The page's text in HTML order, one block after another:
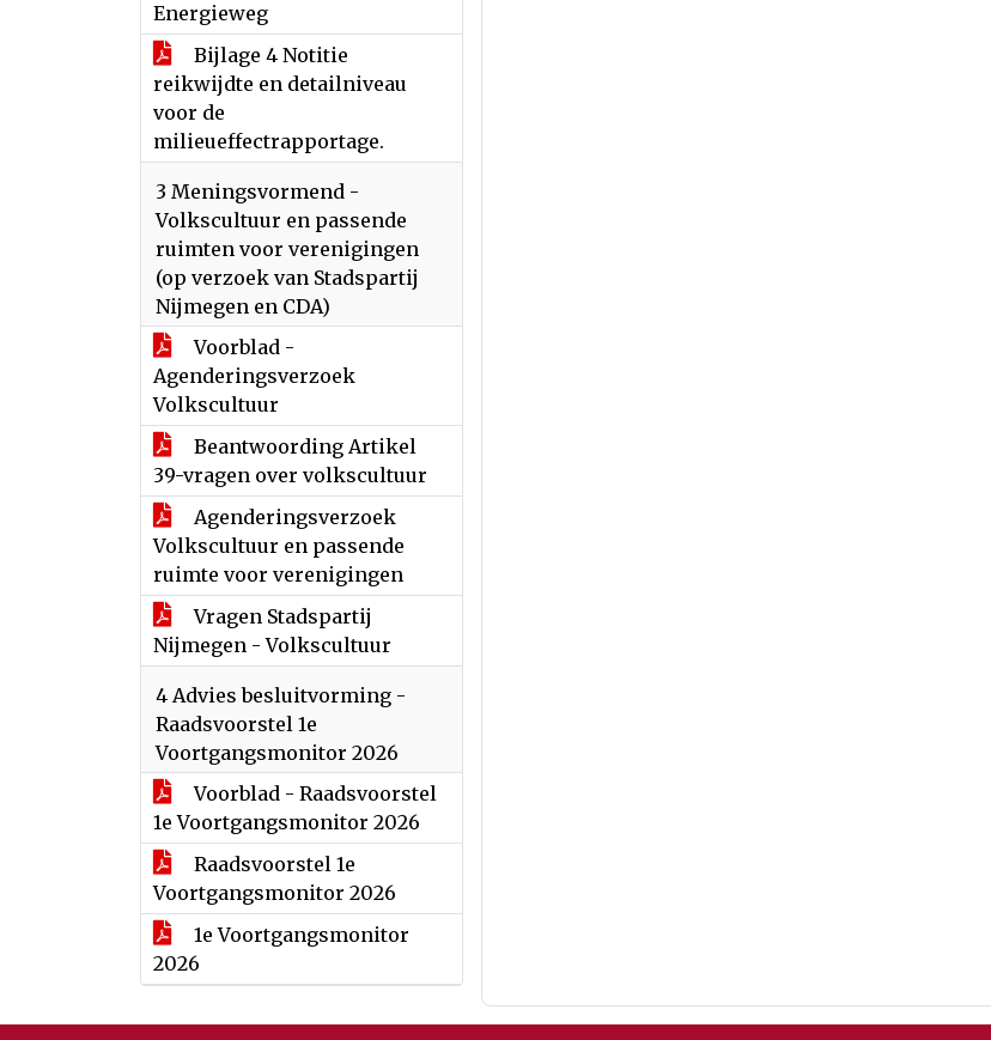
Energieweg
Bijlage 4 Notitie
reikwijdte en detailniveau
voor de
milieueffectrapportage.
3 Meningsvormend -
Volkscultuur en passende
ruimten voor verenigingen
(op verzoek van Stadspartij
Nijmegen en CDA)
Voorblad -
Agenderingsverzoek
Volkscultuur
Beantwoording Artikel
39-vragen over volkscultuur
Agenderingsverzoek
Volkscultuur en passende
ruimte voor verenigingen
Vragen Stadspartij
Nijmegen - Volkscultuur
4 Advies besluitvorming -
Raadsvoorstel 1e
Voortgangsmonitor 2026
Voorblad - Raadsvoorstel
1e Voortgangsmonitor 2026
Raadsvoorstel 1e
Voortgangsmonitor 2026
1e Voortgangsmonitor
2026